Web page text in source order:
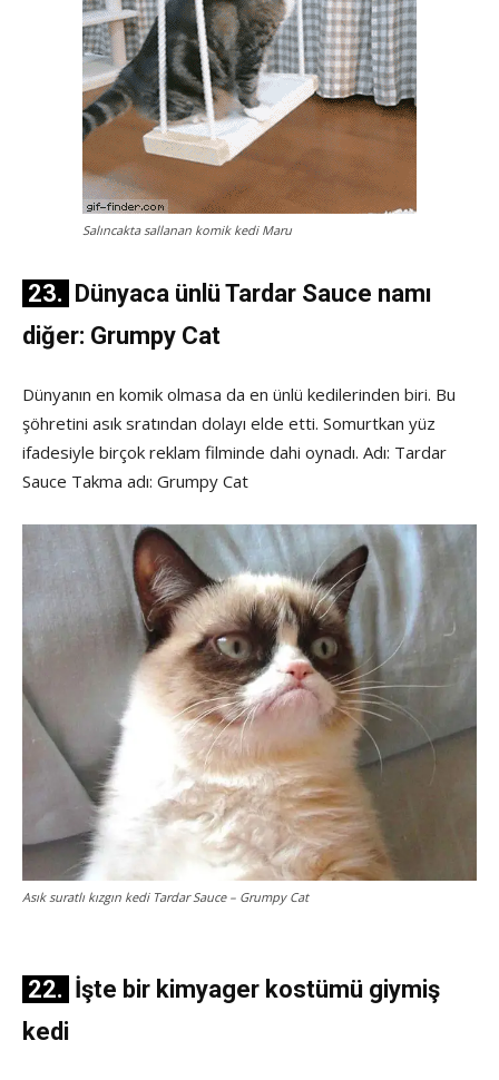
Salıncakta sallanan komik kedi Maru
23. Dünyaca ünlü Tardar Sauce namı
diğer: Grumpy Cat
Dünyanın en komik olmasa da en ünlü kedilerinden biri. Bu
şöhretini asık sratından dolayı elde etti. Somurtkan yüz
ifadesiyle birçok reklam filminde dahi oynadı. Adı: Tardar
Sauce Takma adı: Grumpy Cat
Asık suratlı kızgın kedi Tardar Sauce – Grumpy Cat
22. İşte bir kimyager kostümü giymiş
kedi